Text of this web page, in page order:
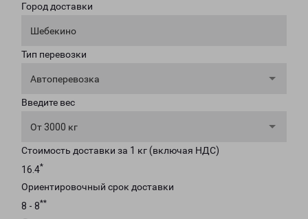
Город доставки
Шебекино
Тип перевозки
Автоперевозка
Введите вес
От 3000 кг
Стоимость доставки за 1 кг (включая НДС)
16.4*
Ориентировочный срок доставки
8 - 8**